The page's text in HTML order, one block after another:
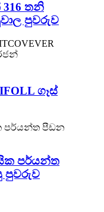
තනි
පුවරුව
ගෑස්
පර්යන්ත
පුවරුව